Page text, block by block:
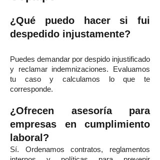
¿Qué puedo hacer si fui
despedido injustamente?
Puedes demandar por despido injustificado
y reclamar indemnizaciones. Evaluamos
tu caso y calculamos lo que te
corresponde.
¿Ofrecen asesoría para
empresas en cumplimiento
laboral?
Sí. Ordenamos contratos, reglamentos